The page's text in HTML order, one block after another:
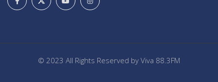
© 2023 All Rights Reserved by Viva 88.3FM